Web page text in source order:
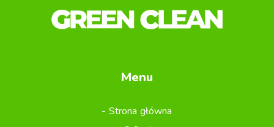
Menu
Strona główna